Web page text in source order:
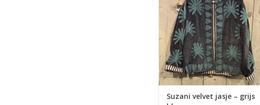
Suzani velvet jasje – grijs